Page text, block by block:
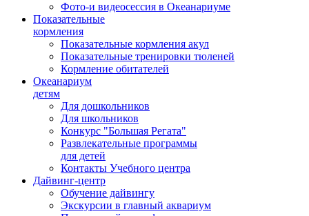
Фото-и видеосессия в Океанариуме
Показательные
кормления
Показательные кормления акул
Показательные тренировки тюленей
Кормление обитателей
Океанариум
детям
Для дошкольников
Для школьников
Конкурс "Большая Регата"
Развлекательные программы
для детей
Контакты Учебного центра
Дайвинг-центр
Обучение дайвингу
Экскурсии в главный аквариум